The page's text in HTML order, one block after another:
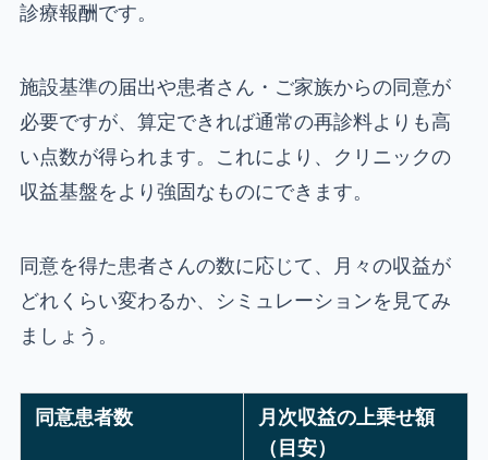
診療報酬です。
施設基準の届出や患者さん・ご家族からの同意が
必要ですが、算定できれば通常の再診料よりも高
い点数が得られます。これにより、クリニックの
収益基盤をより強固なものにできます。
同意を得た患者さんの数に応じて、月々の収益が
どれくらい変わるか、シミュレーションを見てみ
ましょう。
同意患者数
月次収益の上乗せ額
（目安）